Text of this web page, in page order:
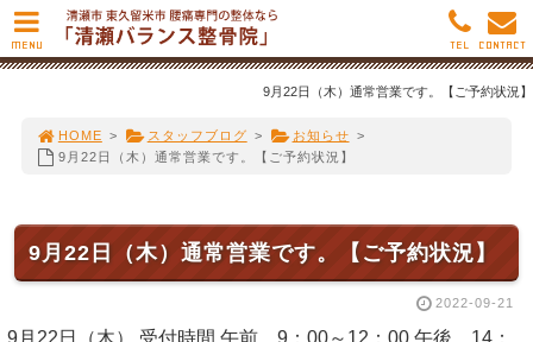
9月22日（木）通常営業です。【ご予約状況】
HOME > スタッフブログ > お知らせ >
9月22日（木）通常営業です。【ご予約状況】
9月22日（木）通常営業です。【ご予約状況】
2022-09-21
9月22日（木） 受付時間 午前 9：00～12：00 午後 14：
MENU CONTACT
TEL